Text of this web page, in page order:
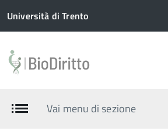
Università di Trento
Vai menu di sezione